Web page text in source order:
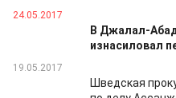
24.05.2017
В Джалал-
изнасиловал
19.05.2017
Шведская